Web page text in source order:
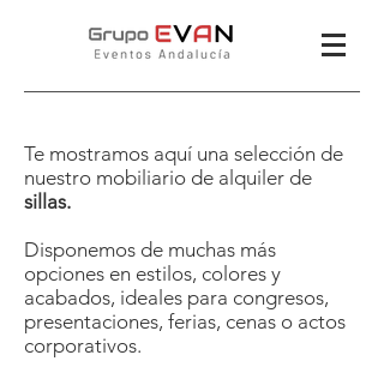
Te mostramos aquí una selección de
nuestro mobiliario de alquiler de
sillas.
Disponemos de muchas más
opciones en estilos, colores y
acabados, ideales para congresos,
presentaciones, ferias, cenas o actos
corporativos.